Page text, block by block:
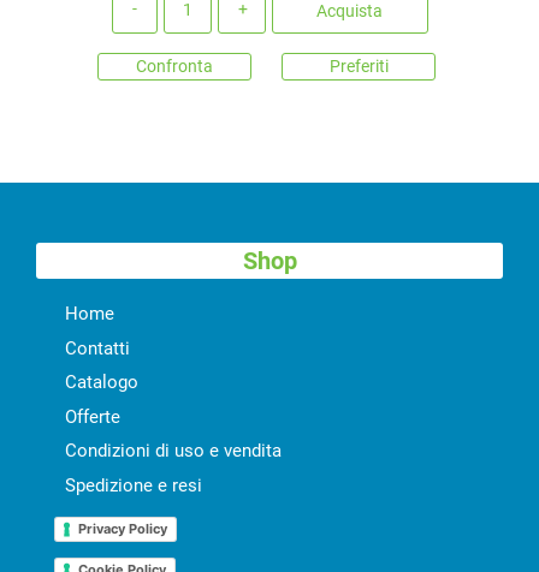
Acquista
Confronta Preferiti
Shop
Home
Contatti
Catalogo
Offerte
Condizioni di uso e vendita
Spedizione e resi
Privacy Policy